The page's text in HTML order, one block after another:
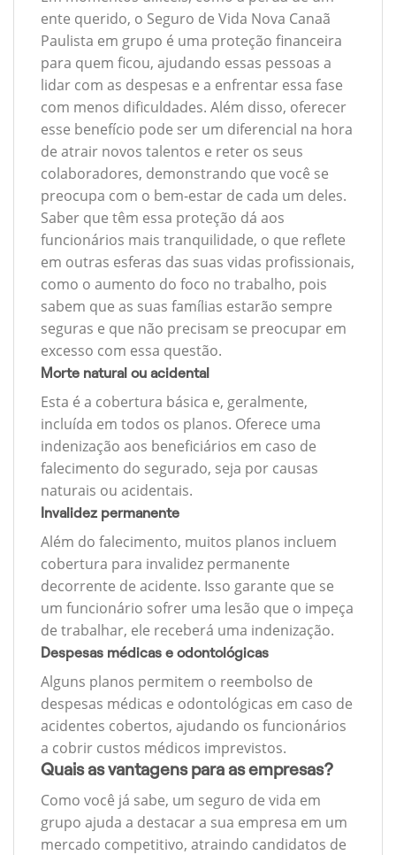
ente querido, o Seguro de Vida Nova Canaã
Paulista em grupo é uma proteção financeira
para quem ficou, ajudando essas pessoas a
lidar com as despesas e a enfrentar essa fase
com menos dificuldades. Além disso, oferecer
esse benefício pode ser um diferencial na hora
de atrair novos talentos e reter os seus
colaboradores, demonstrando que você se
preocupa com o bem-estar de cada um deles.
Saber que têm essa proteção dá aos
funcionários mais tranquilidade, o que reflete
em outras esferas das suas vidas profissionais,
como o aumento do foco no trabalho, pois
sabem que as suas famílias estarão sempre
seguras e que não precisam se preocupar em
excesso com essa questão.
Morte natural ou acidental
Esta é a cobertura básica e, geralmente,
incluída em todos os planos. Oferece uma
indenização aos beneficiários em caso de
falecimento do segurado, seja por causas
naturais ou acidentais.
Invalidez permanente
Além do falecimento, muitos planos incluem
cobertura para invalidez permanente
decorrente de acidente. Isso garante que se
um funcionário sofrer uma lesão que o impeça
de trabalhar, ele receberá uma indenização.
Despesas médicas e odontológicas
Alguns planos permitem o reembolso de
despesas médicas e odontológicas em caso de
acidentes cobertos, ajudando os funcionários
a cobrir custos médicos imprevistos.
Quais as vantagens para as empresas?
Como você já sabe, um seguro de vida em
grupo ajuda a destacar a sua empresa em um
mercado competitivo, atraindo candidatos de